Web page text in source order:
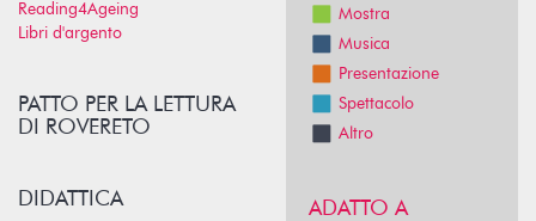
Reading4Ageing
Libri d'argento
PATTO PER LA LETTURA
DI ROVERETO
DIDATTICA
Mostra
Musica
Presentazione
Spettacolo
Altro
ADATTO A